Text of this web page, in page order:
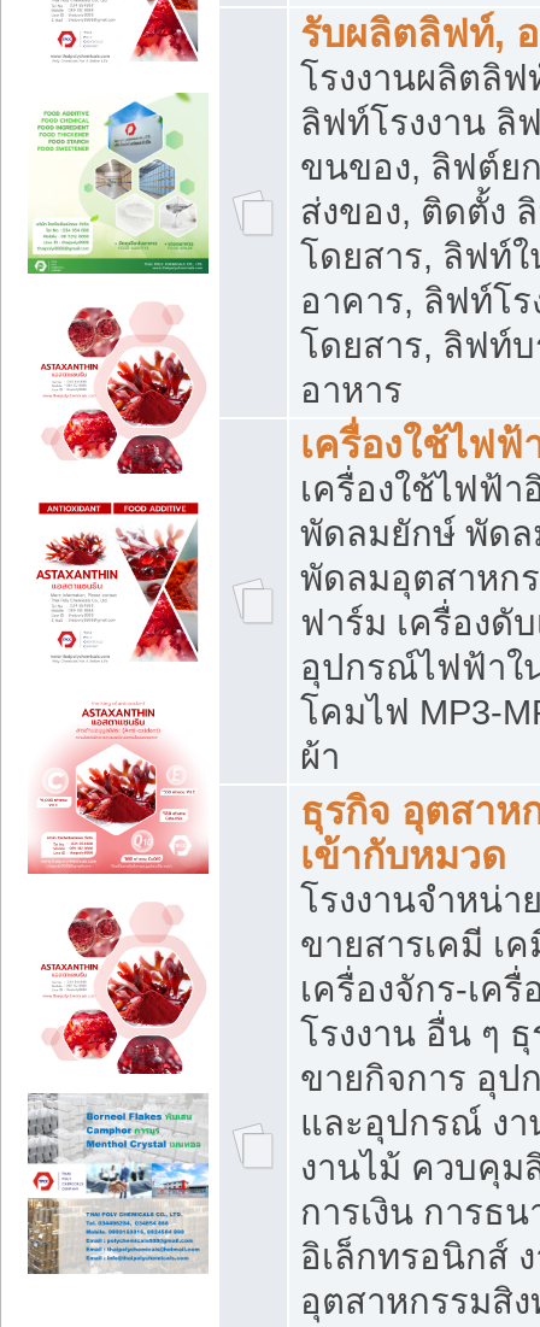
รับผลิตลิฟท์,
โรงงานผลิตลิ
ลิฟท์โรงงาน ลิ
ขนของ, ลิฟต์ย
ส่งของ, ติดตั้ง
โดยสาร, ลิฟท์
อาคาร, ลิฟท์โ
โดยสาร, ลิฟท์
อาหาร
เครื่องใช้ไฟฟ้
เครื่องใช้ไฟฟ้า
พัดลมยักษ์ พัด
พัดลมอุตสาหก
ฟาร์ม เครื่องดั
อุปกรณ์ไฟฟ้าใ
โคมไฟ MP3-
ผ้า
ธุรกิจ อุตสาห
เข้ากับหมวด
โรงงานจำหน่
ขายสารเคมี เ
เครื่องจักร-เค
โรงงาน อื่น ๆ
ขายกิจการ อุป
และอุปกรณ์ ง
งานไม้ ควบคุม
การเงิน การธ
อิเล็กทรอนิกส์
อุตสาหกรรมสิ